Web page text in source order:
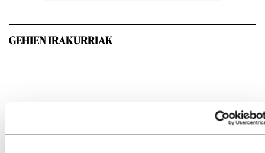
GEHIEN IRAKURRIAK